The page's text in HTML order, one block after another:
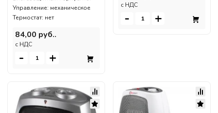
Управление: механическое
Термостат: нет
84,00 руб..
c НДС
- +
c НДС
- +